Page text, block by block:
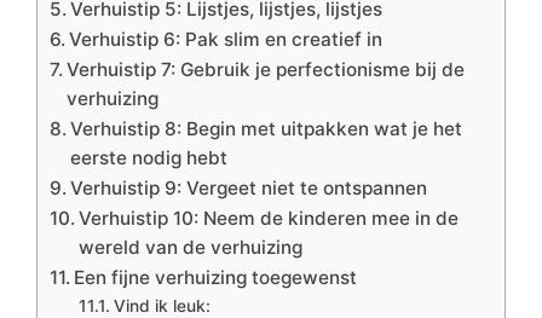
Verhuistip 5: Lijstjes, lijstjes, lijstjes
Verhuistip 6: Pak slim en creatief in
Verhuistip 7: Gebruik je perfectionisme bij de
verhuizing
Verhuistip 8: Begin met uitpakken wat je het
eerste nodig hebt
Verhuistip 9: Vergeet niet te ontspannen
Verhuistip 10: Neem de kinderen mee in de
wereld van de verhuizing
Een fijne verhuizing toegewenst
Vind ik leuk: